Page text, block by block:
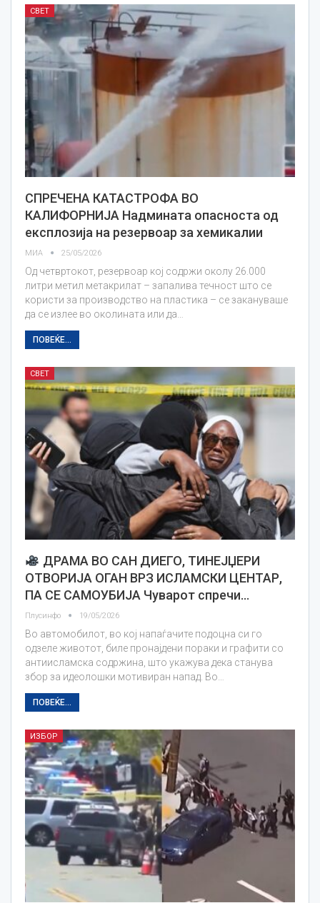
СВЕТ
СПРЕЧЕНА КАТАСТРОФА ВО
КАЛИФОРНИЈА Надмината опасноста од
експлозија на резервоар за хемикалии
МИА 25/05/2026
Од четвртокот, резервоар кој содржи околу 26.000
литри метил метакрилат – запалива течност што се
користи за производство на пластика – се закануваше
да се излее во околината или да…
ПОВЕЌЕ...
СВЕТ
ДРАМА ВО САН ДИЕГО, ТИНЕЈЏЕРИ
ОТВОРИЈА ОГАН ВРЗ ИСЛАМСКИ ЦЕНТАР,
ПА СЕ САМОУБИЈА Чуварот спречи…
Плусинфо 19/05/2026
Во автомобилот, во кој напаѓачите подоцна си го
одзеле животот, биле пронајдени пораки и графити со
антиисламска содржина, што укажува дека станува
збор за идеолошки мотивиран напад. Во…
ПОВЕЌЕ...
ИЗБОР